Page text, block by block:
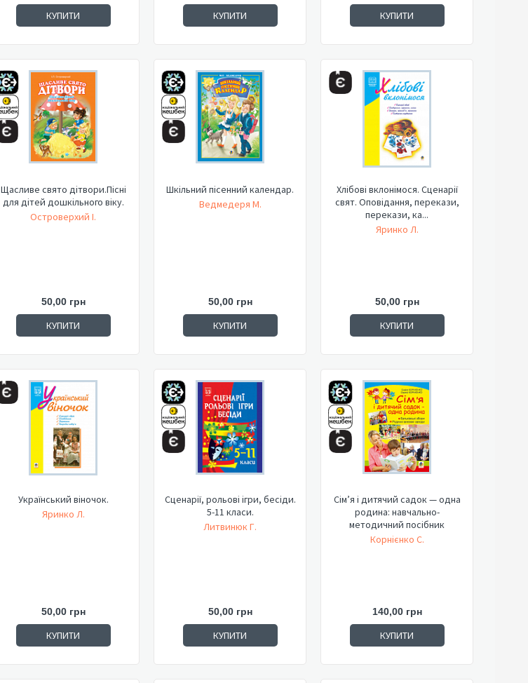
КУПИТИ КУПИТИ КУПИТИ
Щасливе свято дітвори.Пісні
для дітей дошкільного віку.
Островерхий І.
50,00 грн
КУПИТИ
Шкільний пісенний календар.
Ведмедеря М.
50,00 грн
КУПИТИ
Хлібові вклонімося. Сценарії
свят. Оповідання, перекази,
перекази, ка...
Яринко Л.
50,00 грн
КУПИТИ
Український віночок.
Яринко Л.
50,00 грн
КУПИТИ
Сценарії, рольові ігри, бесіди.
5-11 класи.
Литвинюк Г.
50,00 грн
КУПИТИ
Сім’я і дитячий садок — одна
родина: навчально-
методичний посібник
Корнієнко С.
140,00 грн
КУПИТИ